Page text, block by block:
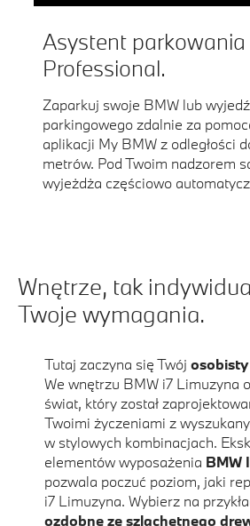
Asystent parkowania
Professional.
Zaparkuj swoje BMW lub
parkingowego zdalnie za
aplikacji My BMW z odległości
metrów. Pod Twoim nadzorem
wyjeżdża częściowo
Wnętrze, tak
Twoje wymagania.
Tutaj zaczyna się Twój
We wnętrzu BMW i7 Limuzyna
świat, który został
Twoimi życzeniami z
w stylowych kombinacjach.
elementów wyposażenia BMW
pozwala poczuć poziom, jaki
i7 Limuzyna. Wybierz na
ozdobne ze szlachetnego